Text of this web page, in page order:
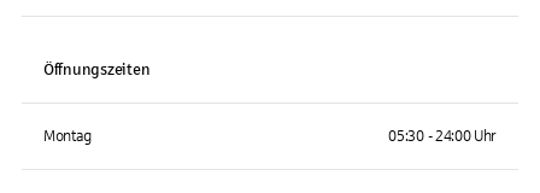
Öffnungszeiten
Montag 05:30 - 24:00 Uhr